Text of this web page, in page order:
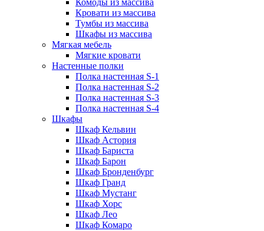
Комоды из массива
Кровати из массива
Тумбы из массива
Шкафы из массива
Мягкая мебель
Мягкие кровати
Настенные полки
Полка настенная S-1
Полка настенная S-2
Полка настенная S-3
Полка настенная S-4
Шкафы
Шкаф Кельвин
Шкаф Астория
Шкаф Бариста
Шкаф Барон
Шкаф Бронденбург
Шкаф Гранд
Шкаф Мустанг
Шкаф Хорс
Шкаф Лео
Шкаф Комаро